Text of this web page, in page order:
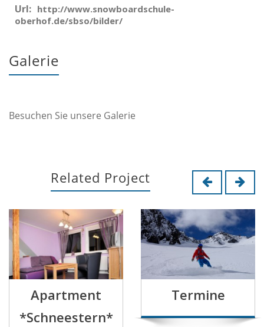
Url: http://www.snowboardschule-
oberhof.de/sbso/bilder/
Galerie
Besuchen Sie unsere Galerie
Related Project
Apartment
*Schneestern*
Termine